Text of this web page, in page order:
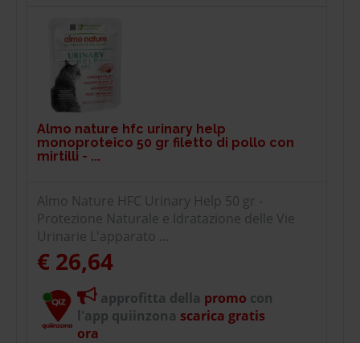
Almo nature hfc urinary help
monoproteico 50 gr filetto di pollo con
mirtilli - ...
Almo Nature HFC Urinary Help 50 gr -
Protezione Naturale e Idratazione delle Vie
Urinarie L'apparato ...
€ 26,64
approfitta della promo con
l'app quiinzona scarica gratis
ora